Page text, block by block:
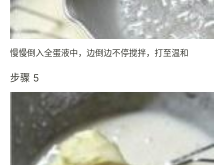
慢慢倒入全蛋液中，边倒边不停搅拌，打至温和
步骤 5